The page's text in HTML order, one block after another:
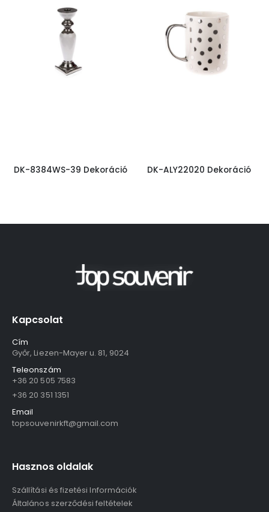
DK-8384WS-39 Dekoráció DK-ALY22020 Dekoráció
Kapcsolat
Cím
Győr, Liezen-Mayer u. 81, 9024
Teleonszám
+36 20 505 7583
+36 20 351 1351
Email
topsouvenirkft@gmail.com
Hasznos oldalak
Szállítási és fizetési Információk
Általános szerződési feltételek